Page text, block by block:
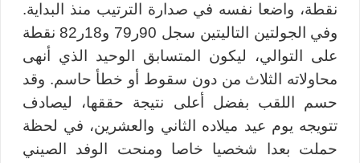
نقطة، واضعا نفسه في صدارة الترتيب منذ البداية.
وفي الجولتين التاليتين سجل 90ر79 و18ر82 نقطة
على التوالي، ليكون المتسابق الوحيد الذي أنهى
محاولاته الثلاث من دون سقوط أو خطأ حاسم. وقد
حسم اللقب بفضل أعلى نتيجة حققها، ليصادف
تتويجه يوم عيد ميلاده الثاني والعشرين، في لحظة
حملت بعدا شخصيا خاصا ومنحت الوفد الصيني